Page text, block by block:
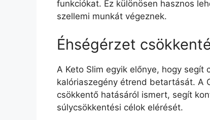
funkciókat. Ez különösen hasznos
szellemi munkát végeznek.
Éhségérzet
A Keto Slim egyik előnye, hogy
kalóriaszegény étrend betartását. A
csökkentő hatásáról ismert, segít
súlycsökkentési célok elérését.